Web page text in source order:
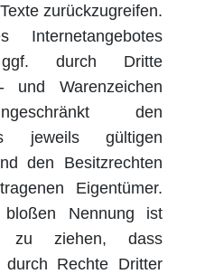
zurückzugreifen.
durch Dritte
und Warenzeichen
den
jeweils gültigen
den Besitzrechten
Eigentümer.
Nennung ist
zu ziehen, dass
durch Rechte Dritter